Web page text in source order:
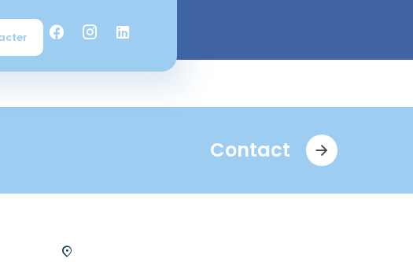
Contact